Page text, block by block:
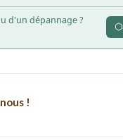
d'un dépannage ?
!